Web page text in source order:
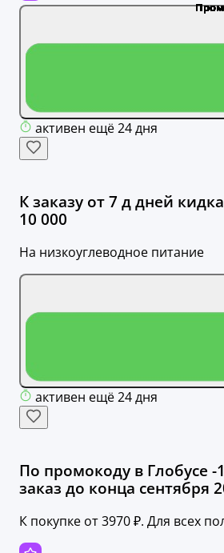
активен ещё 24 дня
К заказу от 7 д дней
10 000
На низкоуглеводное питание
активен ещё 24 дня
По промокоду в Глобусе
заказ до конца сентября
К покупке от 3970 ₽. Для всех